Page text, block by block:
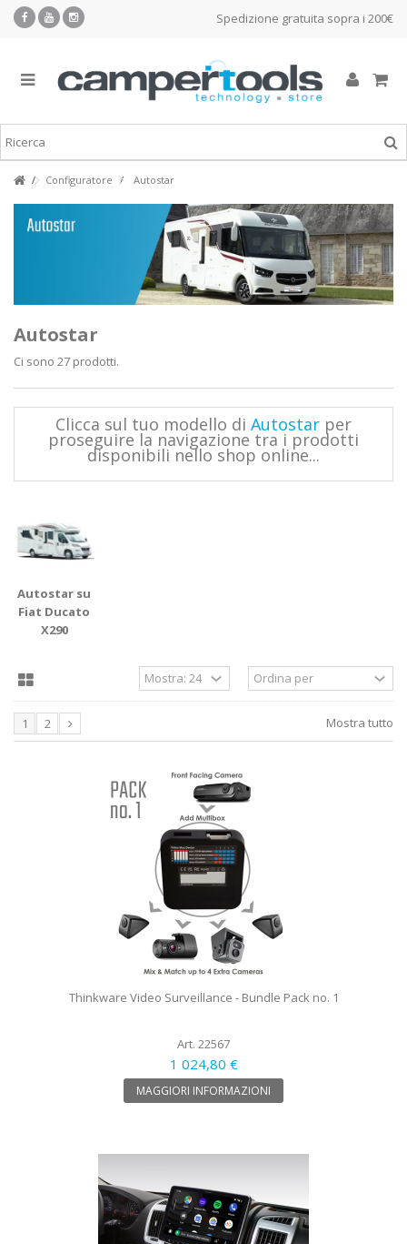
Spedizione gratuita sopra i 200€
Configuratore Autostar
Autostar
Ci sono 27 prodotti.
Clicca sul tuo modello di Autostar per
proseguire la navigazione tra i prodotti
disponibili nello shop online...
Autostar su
Fiat Ducato
X290
Mostra tutto
1 2
Thinkware Video Surveillance - Bundle Pack no. 1
Art. 22567
1 024,80 €
MAGGIORI INFORMAZIONI